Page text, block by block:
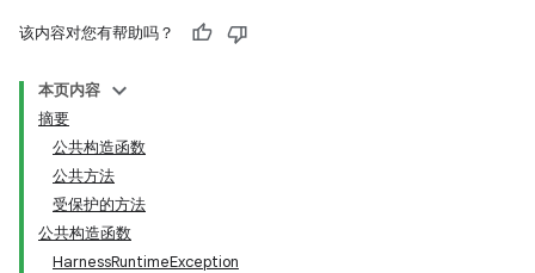
该内容对您有帮助吗？
本页内容
摘要
公共构造函数
公共方法
受保护的方法
公共构造函数
HarnessRuntimeException